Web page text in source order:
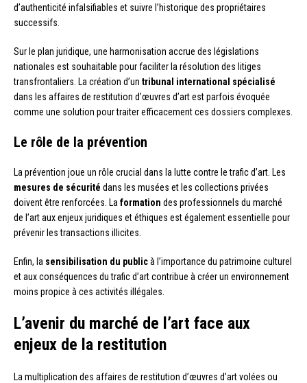
d’authenticité infalsifiables et suivre l’historique des propriétaires
successifs.
Sur le plan juridique, une harmonisation accrue des législations
nationales est souhaitable pour faciliter la résolution des litiges
transfrontaliers. La création d’un tribunal international spécialisé
dans les affaires de restitution d’œuvres d’art est parfois évoquée
comme une solution pour traiter efficacement ces dossiers complexes.
Le rôle de la prévention
La prévention joue un rôle crucial dans la lutte contre le trafic d’art. Les
mesures de sécurité dans les musées et les collections privées
doivent être renforcées. La formation des professionnels du marché
de l’art aux enjeux juridiques et éthiques est également essentielle pour
prévenir les transactions illicites.
Enfin, la sensibilisation du publicà l’importance du patrimoine culturel
et aux conséquences du trafic d’art contribue à créer un environnement
moins propice à ces activités illégales.
L’avenir du marché de l’art face aux
enjeux de la restitution
La multiplication des affaires de restitution d’œuvres d’art volées ou